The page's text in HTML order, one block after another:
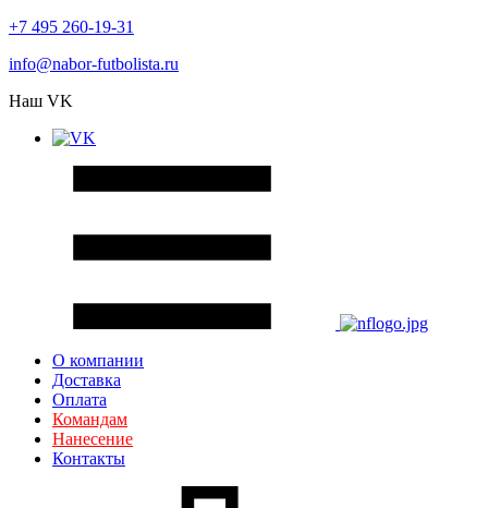
+7 495 260-19-31
info@nabor-futbolista.ru
Наш VK
О компании
Доставка
Оплата
Командам
Нанесение
Контакты